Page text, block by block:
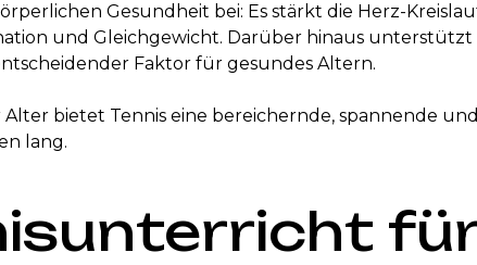
Gesundheit bei: Es stärkt die Herz-
und Gleichgewicht. Darüber hinaus
Faktor für gesundes Altern.
bietet Tennis eine bereichernde, spannende
lang.